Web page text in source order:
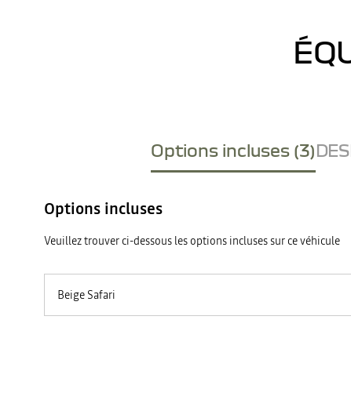
Options incluses (3)
Options incluses
Veuillez trouver ci-dessous les options incluses sur ce véhicule
Beige Safari